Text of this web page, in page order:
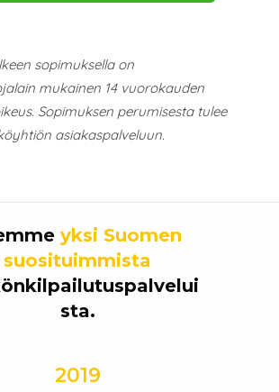
sopimuksella on
mukainen 14 vuorokauden
Sopimuksen perumisesta tulee
asiakaspalveluun.
yksi Suomen
suosituimmista
sta.
2019